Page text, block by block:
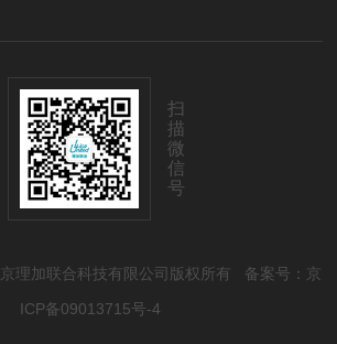
扫
描
微
信
号
理加联合科技有限公司版权所有 备案号：京
ICP备09013715号-4